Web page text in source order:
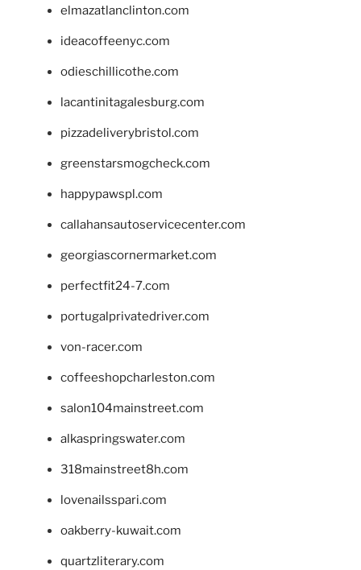
elmazatlanclinton.com
ideacoffeenyc.com
odieschillicothe.com
lacantinitagalesburg.com
pizzadeliverybristol.com
greenstarsmogcheck.com
happypawspl.com
callahansautoservicecenter.com
georgiascornermarket.com
perfectfit24-7.com
portugalprivatedriver.com
von-racer.com
coffeeshopcharleston.com
salon104mainstreet.com
alkaspringswater.com
318mainstreet8h.com
lovenailsspari.com
oakberry-kuwait.com
quartzliterary.com